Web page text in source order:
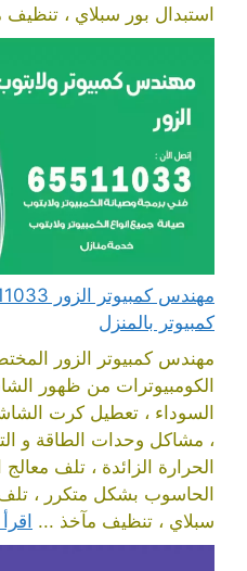
استبدال بور سبلاي ،
كمبيوتر بالمنزل
مهندس كمبيوتر الزور
الكومبيوترات من ظهور
السوداء ، تعطيل كرت
، مشاكل وحدات الطاقة و
الحرارة الزائدة ، تلف
الحاسوب بشكل متكرر ، تلف
سبلاي ، تنظيف مآخذ ...